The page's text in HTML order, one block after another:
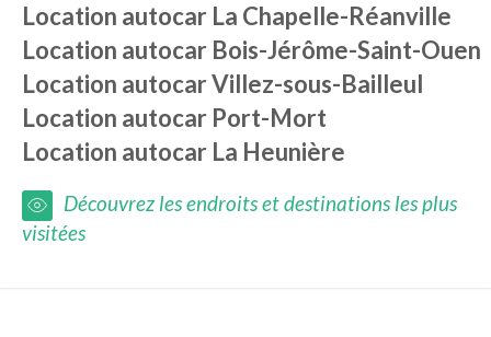
Location autocar La Chapelle-Réanville
Location autocar Bois-Jérôme-Saint-Ouen
Location autocarVillez-sous-Bailleul
Location autocar Port-Mort
Location autocar La Heunière
Découvrez les endroits et destinations les plus
visitées